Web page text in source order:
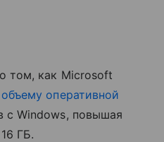
том, как Microsoft
оперативной
с Windows, повышая
ГБ.